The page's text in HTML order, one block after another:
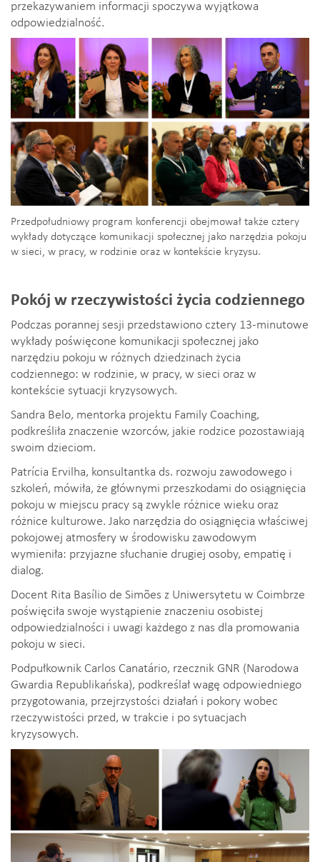
przekazywaniem informacji spoczywa wyjątkowa
odpowiedzialność.
Przedpołudniowy program konferencji obejmował także cztery
wykłady dotyczące komunikacji społecznej jako narzędzia pokoju
w sieci, w pracy, w rodzinie oraz w kontekście kryzysu.
Pokój w rzeczywistości życia codziennego
Podczas porannej sesji przedstawiono cztery 13-minutowe
wykłady poświęcone komunikacji społecznej jako
narzędziu pokoju w różnych dziedzinach życia
codziennego: w rodzinie, w pracy, w sieci oraz w
kontekście sytuacji kryzysowych.
Sandra Belo, mentorka projektu Family Coaching,
podkreśliła znaczenie wzorców, jakie rodzice pozostawiają
swoim dzieciom.
Patrícia Ervilha, konsultantka ds. rozwoju zawodowego i
szkoleń, mówiła, że głównymi przeszkodami do osiągnięcia
pokoju w miejscu pracy są zwykle różnice wieku oraz
różnice kulturowe. Jako narzędzia do osiągnięcia właściwej
pokojowej atmosfery w środowisku zawodowym
wymieniła: przyjazne słuchanie drugiej osoby, empatię i
dialog.
Docent Rita Basílio de Simões z Uniwersytetu w Coimbrze
poświęciła swoje wystąpienie znaczeniu osobistej
odpowiedzialności i uwagi każdego z nas dla promowania
pokoju w sieci.
Podpułkownik Carlos Canatário, rzecznik GNR (Narodowa
Gwardia Republikańska), podkreślał wagę odpowiedniego
przygotowania, przejrzystości działań i pokory wobec
rzeczywistości przed, w trakcie i po sytuacjach
kryzysowych.